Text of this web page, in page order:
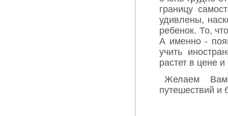
границу
удивлены,
ребенок. То,
А именно -
учить
растет в цене
Желаем
путешествий и